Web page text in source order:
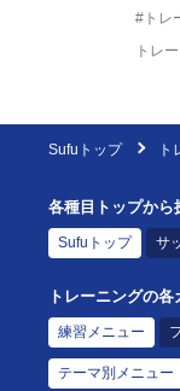
#トレ
トレ
Sufuトップ ト
各種目トップから
Sufuトップ サ
トレーニングの
練習メニュー
テーマ別メニュー